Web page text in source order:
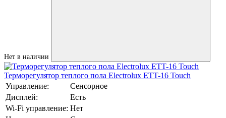
Нет в наличии
Терморегулятор теплого пола Electrolux ETT-16 Touch
Управление:
Сенсорное
Дисплей:
Есть
Wi-Fi управление: Нет